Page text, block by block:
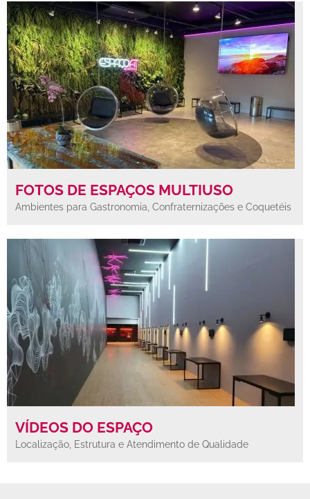
FOTOS DE ESPAÇOS MULTIUSO
Ambientes para Gastronomia, Confraternizações e Coquetéis
VÍDEOS DO ESPAÇO
Localização, Estrutura e Atendimento de Qualidade